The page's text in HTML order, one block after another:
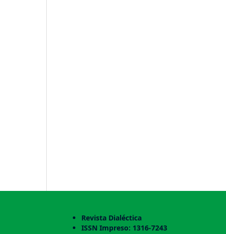
Revista Dialéctica
ISSN Impreso: 1316-7243